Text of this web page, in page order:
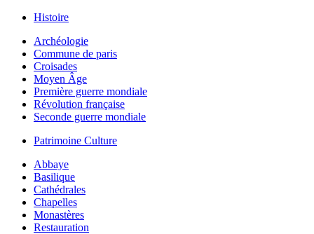
Histoire
Archéologie
Commune de paris
Croisades
Moyen Âge
Première guerre mondiale
Révolution française
Seconde guerre mondiale
Patrimoine Culture
Abbaye
Basilique
Cathédrales
Chapelles
Monastères
Restauration